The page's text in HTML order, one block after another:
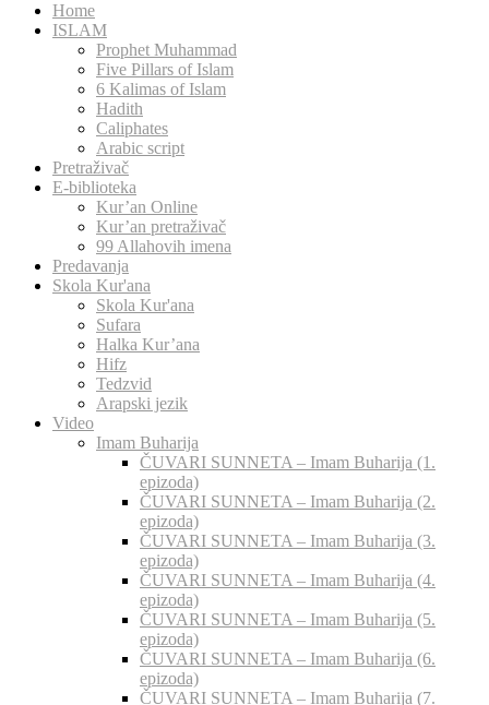
Home
ISLAM
Prophet Muhammad
Five Pillars of Islam
6 Kalimas of Islam
Hadith
Caliphates
Arabic script
Pretraživač
E-biblioteka
Kur’an Online
Kur’an pretraživač
99 Allahovih imena
Predavanja
Skola Kur'ana
Skola Kur'ana
Sufara
Halka Kur’ana
Hifz
Tedzvid
Arapski jezik
Video
Imam Buharija
ČUVARI SUNNETA – Imam Buharija (1.
epizoda)
ČUVARI SUNNETA – Imam Buharija (2.
epizoda)
ČUVARI SUNNETA – Imam Buharija (3.
epizoda)
ČUVARI SUNNETA – Imam Buharija (4.
epizoda)
ČUVARI SUNNETA – Imam Buharija (5.
epizoda)
ČUVARI SUNNETA – Imam Buharija (6.
epizoda)
ČUVARI SUNNETA – Imam Buharija (7.